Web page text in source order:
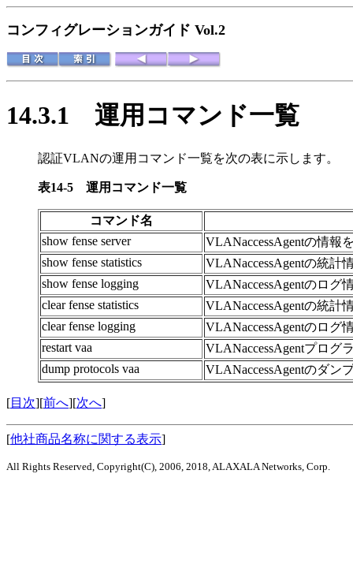
コンフィグレーションガイド Vol.2
14.3.1 運用コマンド一覧
認証VLANの運用コマンド一覧を次の表に示します。
表14-5 運用コマンド一覧
コマンド名
show fense server
VLANaccessAgentの情報
show fense statistics
VLANaccessAgentの統計
show fense logging
VLANaccessAgentのログ
clear fense statistics
VLANaccessAgentの統計
clear fense logging
VLANaccessAgentのログ
restart vaa
VLANaccessAgentプログ
dump protocols vaa
VLANaccessAgentのダン
[目次][前へ][次へ]
[他社商品名称に関する表示]
All Rights Reserved, Copyright(C), 2006, 2018, ALAXALA Networks, Corp.